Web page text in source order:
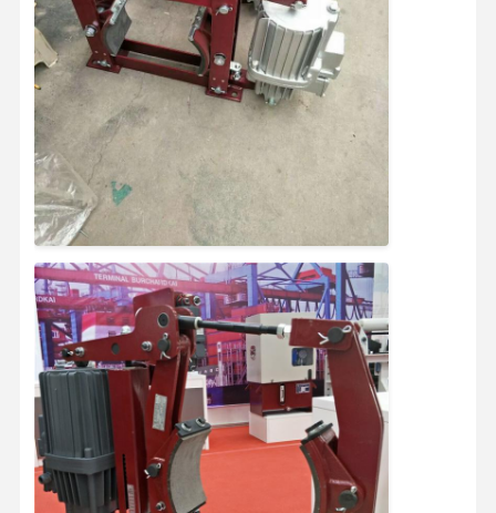
Блок шкива крана
Самосхваты
Кран
Перегонка двигателя и тормоза
Подъемник
Транспортное оборудование
Подъемные устройства
Аксессуары для кранов